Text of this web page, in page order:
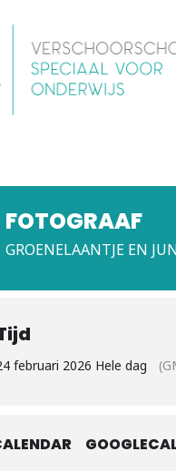
FOTOGRAAF
GROENELAANTJE EN
februari 2026 Hele dag